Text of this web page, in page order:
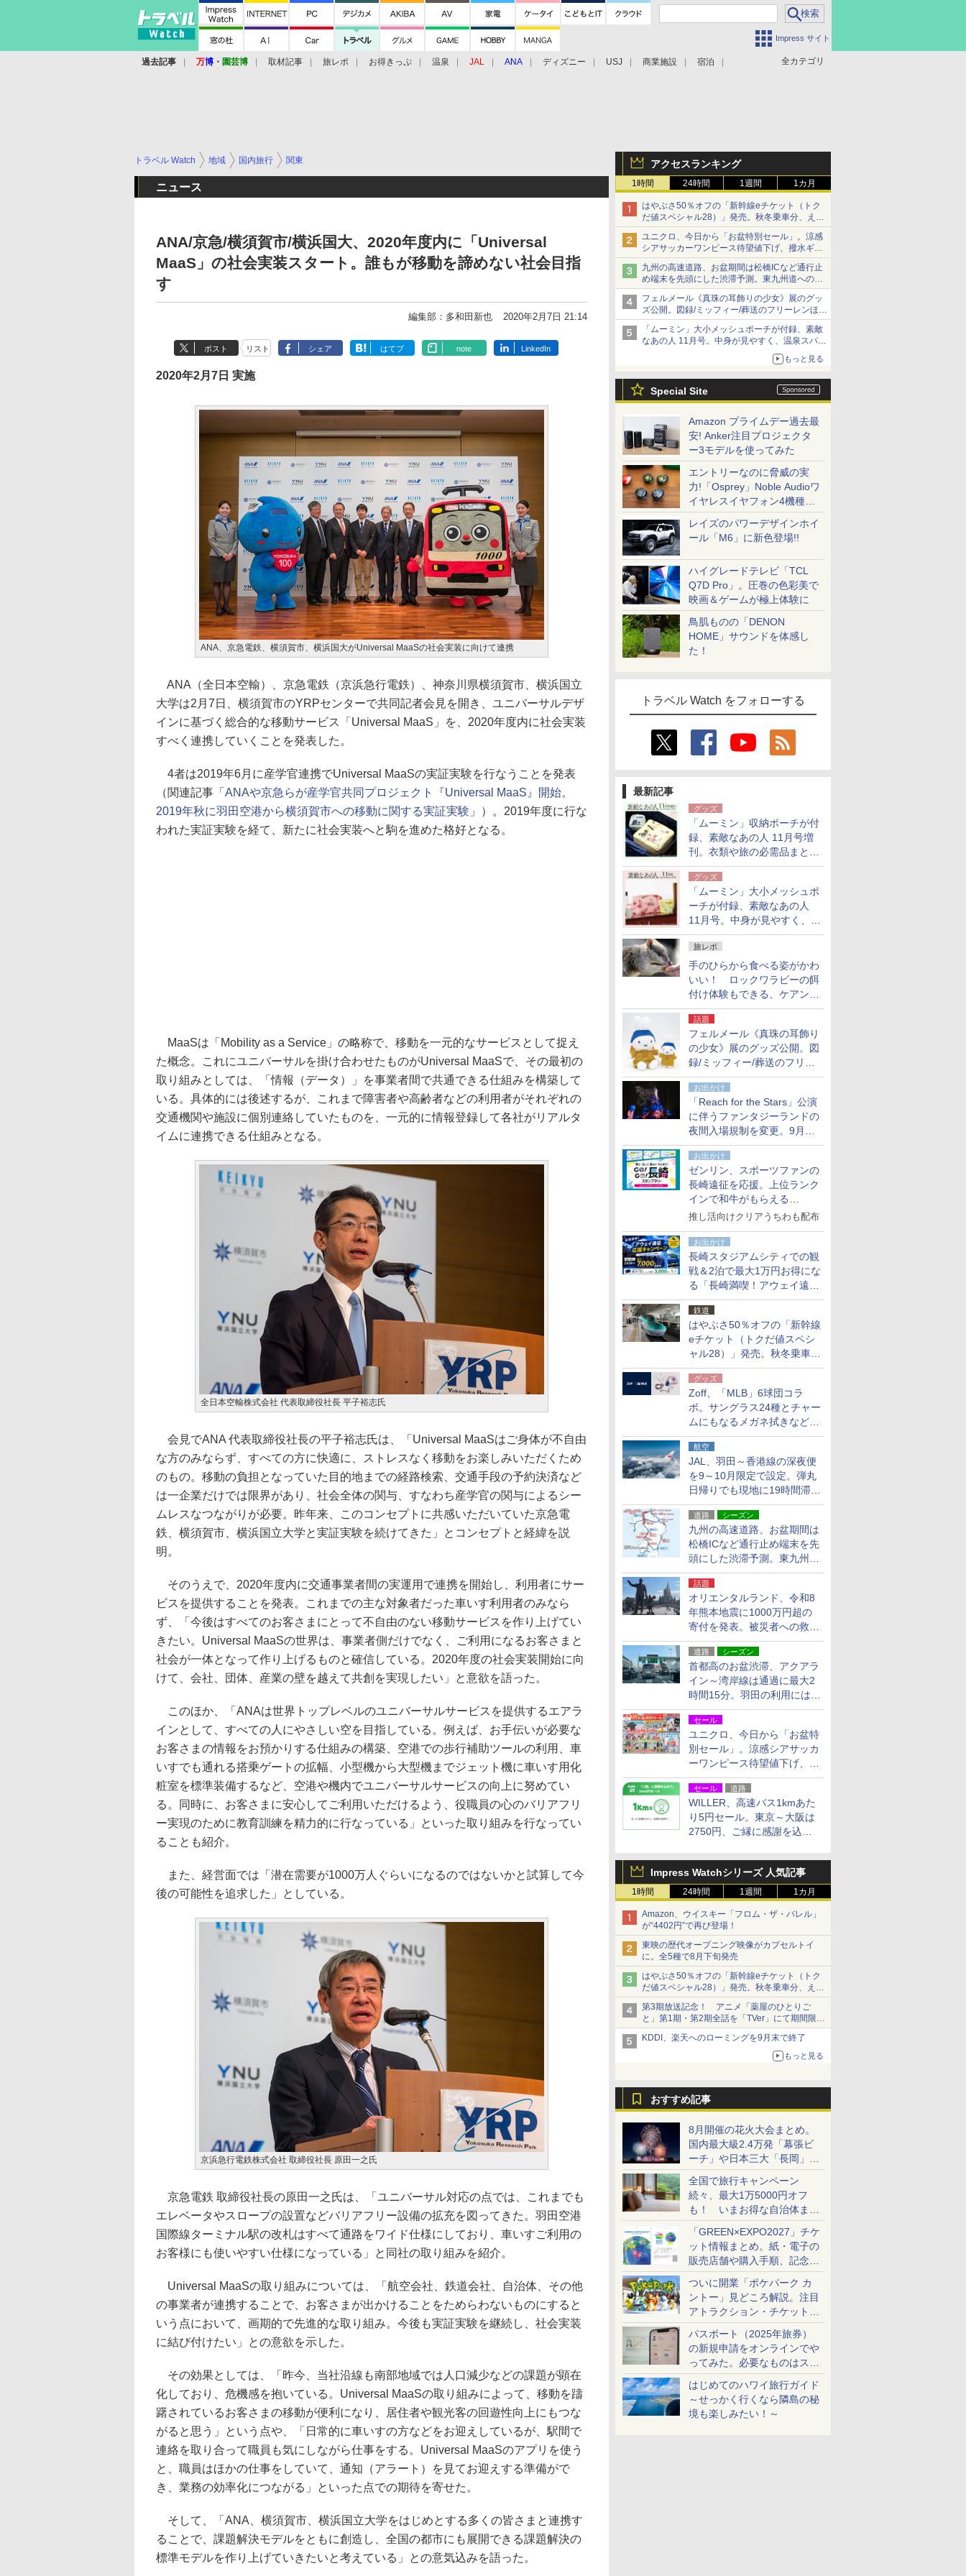
Impress サイト
全カテゴリ
過去記事 万博 ・ 園芸博 取材記事 旅レポ お得きっぷ 温泉 JAL ANA ディズニー USJ 商業施設 宿泊
アクセスランキング
1時間 24時間 1週間 1カ月
はやぶさ50％オフの「新幹線eチケット（トク
だ値スペシャル28）」発売。秋冬乗車分、えき
ねっと限定
ユニクロ、今日から「お盆特別セール」。涼感
シアサッカーワンピース待望値下げ、撥水ギア
ショーツは1990円に
九州の高速道路、お盆期間は松橋ICなど通行止
め端末を先頭にした渋滞予測。東九州道への迂
回は料金調整を実施
フェルメール《真珠の耳飾りの少女》展のグッ
ズ公開。図録/ミッフィー/葬送のフリーレンほ
か、注目ブランドコラボが実現
「ムーミン」大小メッシュポーチが付録、素敵
なあの人 11月号。中身が見やすく、温泉スパに
もっと見る
Special Site
Amazon プライムデー過去最
安! Anker注目プロジェクタ
ー3モデルを使ってみた
エントリーなのに脅威の実
力!「Osprey」Noble Audioワ
イヤレスイヤフォン4機種を
一気に聴く
レイズのパワーデザインホイ
ール「M6」に新色登場!!
ハイグレードテレビ「TCL
Q7D Pro」。圧巻の色彩美で
映画＆ゲームが極上体験に
鳥肌ものの「DENON
HOME」サウンドを体感し
た！
トラベル Watch をフォローする
最新記事
グッズ
「ムーミン」収納ポーチが付
録、素敵なあの人 11月号増
刊。衣類や旅の必需品まとま
る大小2個セット
グッズ
「ムーミン」大小メッシュポ
ーチが付録、素敵なあの人
11月号。中身が見やすく、温
泉スパにも使える
旅レポ
手のひらから食べる姿がかわ
いい！ ロックワラビーの餌
付け体験もできる、ケアンズ
でアサートン高原の日本語ガ
イド付きツアーに参加してみ
た
話題
フェルメール《真珠の耳飾り
の少女》展のグッズ公開。図
録/ミッフィー/葬送のフリー
レンほか、注目ブランドコラ
ボが実現
お出かけ
「Reach for the Stars」公演
に伴うファンタジーランドの
夜間入場規制を変更。9月か
ら18時50分～20時ごろに
お出かけ
ゼンリン、スポーツファンの
長崎遠征を応援。上位ランク
インで和牛がもらえる
「GO！GO！長崎スタンプラ
推し活向けクリアうちわも配布
お出かけ
長崎スタジアムシティでの観
戦＆2泊で最大1万円お得にな
る「長崎満喫！アウェイ遠征
応援キャンペーン」
鉄道
はやぶさ50％オフの「新幹線
eチケット（トクだ値スペシ
ャル28）」発売。秋冬乗車
分、えきねっと限定
グッズ
Zoff、「MLB」6球団コラ
ボ。サングラス24種とチャー
ムにもなるメガネ拭きなど雑
貨24種
航空
JAL、羽田～香港線の深夜便
を9～10月限定で設定。弾丸
日帰りでも現地に19時間滞在
できる
道路 シーズン
九州の高速道路、お盆期間は
松橋ICなど通行止め端末を先
頭にした渋滞予測。東九州道
への迂回は料金調整を実施
話題
オリエンタルランド、令和8
年熊本地震に1000万円超の
寄付を発表。被災者への救援
活動・復旧支援
道路 シーズン
首都高のお盆渋滞、アクアラ
イン～湾岸線は通過に最大2
時間15分。羽田の利用には
「空港西出口」の利用検討を
セール
ユニクロ、今日から「お盆特
別セール」。涼感シアサッカ
ーワンピース待望値下げ、撥
水ギアショーツは1990円に
セール 道路
WILLER、高速バス1kmあた
り5円セール。東京～大阪は
2750円、ご縁に感謝を込め
Impress Watchシリーズ 人気記事
1時間 24時間 1週間 1カ月
Amazon、ウイスキー「フロム・ザ・バレル」
が“4402円”で再び登場！
東映の歴代オープニング映像がカプセルトイ
に。全5種で8月下旬発売
はやぶさ50％オフの「新幹線eチケット（トク
だ値スペシャル28）」発売。秋冬乗車分、えき
ねっと限定
第3期放送記念！ アニメ「薬屋のひとりご
と」第1期・第2期全話を「TVer」にて期間限定
で順次無料配信開始
KDDI、楽天へのローミングを9月末で終了
もっと見る
おすすめ記事
8月開催の花火大会まとめ。
国内最大級2.4万発「幕張ビ
ーチ」や日本三大「長岡」な
ど大型イベント目白押し！
全国で旅行キャンペーン
続々、最大1万5000円オフ
も！ いまお得な自治体まと
め
「GREEN×EXPO2027」チケ
ット情報まとめ。紙・電子の
販売店舗や購入手順、記念チ
ケットも解説
ついに開業「ポケパーク カ
ントー」見どころ解説。注目
アトラクション・チケット手
配・来場前に必要な準備は？
パスポート（2025年旅券）
の新規申請をオンラインでや
ってみた。必要なものはスマ
ホとマイナカードのみ
はじめてのハワイ旅行ガイド
～せっかく行くなら隣島の秘
境も楽しみたい！～
トラベル Watch 地域 国内旅行 関東
ニュース
ANA/京急/横須賀市/横浜国大、2020年度内に「Universal
MaaS」の社会実装スタート。誰もが移動を諦めない社会目指
す
編集部：多和田新也 2020年2月7日 21:14
ポスト リスト シェア はてブ note LinkedIn
2020年2月7日 実施
ANA、京急電鉄、横須賀市、横浜国大がUniversal MaaSの社会実装に向けて連携
ANA（全日本空輸）、京急電鉄（京浜急行電鉄）、神奈川県横須賀市、横浜国立
大学は2月7日、横須賀市のYRPセンターで共同記者会見を開き、ユニバーサルデザ
インに基づく総合的な移動サービス「Universal MaaS」を、2020年度内に社会実装
すべく連携していくことを発表した。
4者は2019年6月に産学官連携でUniversal MaaSの実証実験を行なうことを発表
（関連記事「 ANAや京急らが産学官共同プロジェクト『Universal MaaS』開始。
2019年秋に羽田空港から横須賀市への移動に関する実証実験 」）。2019年度に行な
われた実証実験を経て、新たに社会実装へと駒を進めた格好となる。
MaaSは「Mobility as a Service」の略称で、移動を一元的なサービスとして捉え
た概念。これにユニバーサルを掛け合わせたものがUniversal MaaSで、その最初の
取り組みとしては、「情報（データ）」を事業者間で共通できる仕組みを構築して
いる。具体的には後述するが、これまで障害者や高齢者などの利用者がそれぞれの
交通機関や施設に個別連絡していたものを、一元的に情報登録して各社がリアルタ
イムに連携できる仕組みとなる。
全日本空輸株式会社 代表取締役社長 平子裕志氏
会見でANA 代表取締役社長の平子裕志氏は、「Universal MaaSはご身体が不自由
な方のみならず、すべての方に快適に、ストレスなく移動をお楽しみいただくため
のもの。移動の負担となっていた目的地までの経路検索、交通手段の予約決済など
は一企業だけでは限界があり、社会全体の関与、すなわち産学官の関与によるシー
ムレスなつながりが必要。昨年来、このコンセプトに共感いただいていた京急電
鉄、横須賀市、横浜国立大学と実証実験を続けてきた」とコンセプトと経緯を説
明。
そのうえで、2020年度内に交通事業者間の実運用で連携を開始し、利用者にサー
ビスを提供することを発表。これまでの主な対象者だった車いす利用者のみなら
ず、「今後はすべてのお客さまにとって不自由のない移動サービスを作り上げてい
きたい。Universal MaaSの世界は、事業者側だけでなく、ご利用になるお客さまと
社会が一体となって作り上げるものと確信している。2020年度の社会実装開始に向
けて、会社、団体、産業の壁を越えて共創を実現したい」と意欲を語った。
このほか、「ANAは世界トップレベルのユニバーサルサービスを提供するエアラ
インとして、すべての人にやさしい空を目指している。例えば、お手伝いが必要な
お客さまの情報をお預かりする仕組みの構築、空港での歩行補助ツールの利用、車
いすでも通れる搭乗ゲートの拡幅、小型機から大型機までジェット機に車いす用化
粧室を標準装備するなど、空港や機内でユニバーサルサービスの向上に努めてい
る。同時に、お客さまに安心してご利用いただけるよう、役職員の心のバリアフリ
ー実現のために教育訓練を精力的に行なっている」といった取り組みを行なってい
ることも紹介。
また、経営面では「潜在需要が1000万人ぐらいになるのではないかと試算して今
後の可能性を追求した」としている。
京浜急行電鉄株式会社 取締役社長 原田一之氏
京急電鉄 取締役社長の原田一之氏は、「ユニバーサル対応の点では、これまでも
エレベータやスロープの設置などバリアフリー設備の拡充を図ってきた。羽田空港
国際線ターミナル駅の改札はすべて通路をワイド仕様にしており、車いすご利用の
お客様にも使いやすい仕様になっている」と同社の取り組みを紹介。
Universal MaaSの取り組みについては、「航空会社、鉄道会社、自治体、その他
の事業者が連携することで、お客さまが出かけることをためらわないものにすると
いう点において、画期的で先進的な取り組み。今後も実証実験を継続し、社会実装
に結び付けたい」との意欲を示した。
その効果としては、「昨今、当社沿線も南部地域では人口減少などの課題が顕在
化しており、危機感を抱いている。Universal MaaSの取り組みによって、移動を躊
躇されているお客さまの移動が便利になり、居住者や観光客の回遊性向上にもつな
がると思う」という点や、「日常的に車いすの方などをお迎えしているが、駅間で
連絡を取り合って職員も気にしながら仕事をする。Universal MaaSのアプリを使う
と、職員はほかの仕事をしていて、通知（アラート）を見てお迎えする準備がで
き、業務の効率化につながる」といった点での期待を寄せた。
そして、「ANA、横須賀市、横浜国立大学をはじめとする多くの皆さまと連携す
ることで、課題解決モデルをともに創造し、全国の都市にも展開できる課題解決の
標準モデルを作り上げていきたいと考えている」との意気込みを語った。